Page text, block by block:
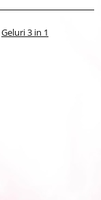
Geluri 3 in 1